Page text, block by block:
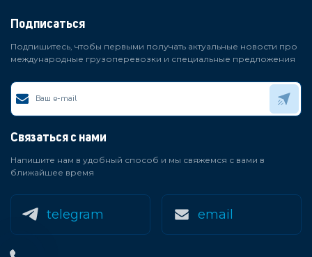
Подписаться
Подпишитесь, чтобы первыми получать актуальные новости про
международные грузоперевозки и специальные предложения
Связаться с нами
Напишите нам в удобный способ и мы свяжемся с вами в
ближайшее время
telegram email